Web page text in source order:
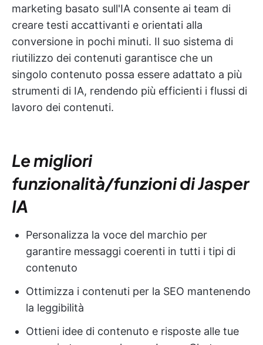
marketing basato sull'IA consente ai team di
creare testi accattivanti e orientati alla
conversione in pochi minuti. Il suo sistema di
riutilizzo dei contenuti garantisce che un
singolo contenuto possa essere adattato a più
strumenti di IA, rendendo più efficienti i flussi di
lavoro dei contenuti.
Le migliori
funzionalità/funzioni di Jasper
IA
Personalizza la voce del marchio per
garantire messaggi coerenti in tutti i tipi di
contenuto
Ottimizza i contenuti per la SEO mantenendo
la leggibilità
Ottieni idee di contenuto e risposte alle tue